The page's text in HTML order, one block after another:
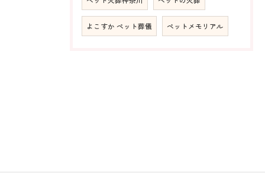
よこすか ペット葬儀 ペットメモリアル